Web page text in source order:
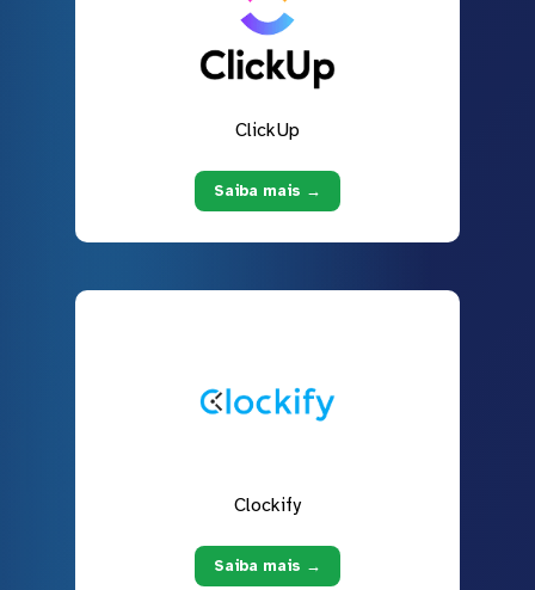
ClickUp
Saiba mais →
Clockify
Saiba mais →